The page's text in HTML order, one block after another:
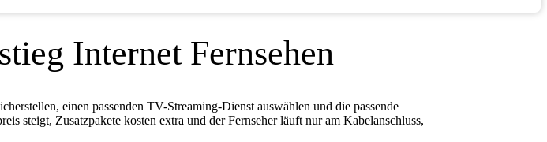
Internet Fernsehen
einen passenden TV-Streaming-Dienst auswählen und die passende
steigt, Zusatzpakete kosten extra und der Fernseher läuft nur am Kabelanschluss,